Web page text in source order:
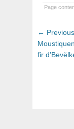
Page
Post
← Previous
fir